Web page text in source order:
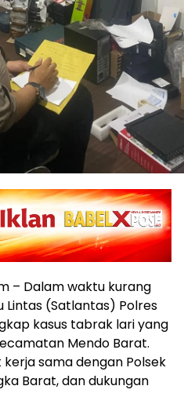
– Dalam waktu kurang
Lintas (Satlantas) Polres
kasus tabrak lari yang
Mendo Barat.
sama dengan Polsek
Barat, dan dukungan